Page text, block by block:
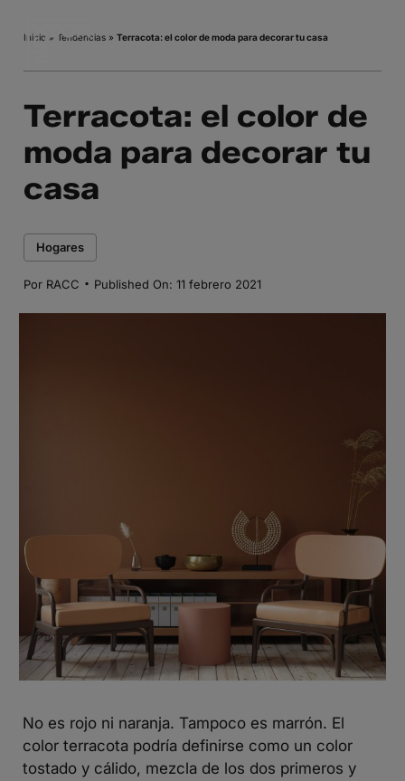
Inicio » Tendencias» Terracota: el color de moda para decorar tu casa
Terracota: el color de
moda para decorar tu
casa
Hogares
Por RACC · Published On: 11 febrero 2021
No es rojo ni naranja. Tampoco es marrón. El
color terracota podría definirse como un color
tostado y cálido, mezcla de los dos primeros y